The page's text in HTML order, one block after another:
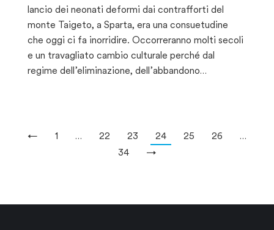
lancio dei neonati deformi dai contrafforti del
monte Taigeto, a Sparta, era una consuetudine
che oggi ci fa inorridire. Occorreranno molti secoli
e un travagliato cambio culturale perché dal
regime dell’eliminazione, dell’abbandono…
← 1 … 22 23 24 25 26
…
34
→